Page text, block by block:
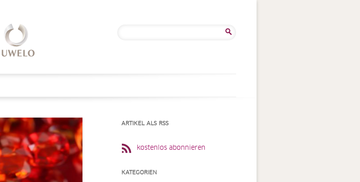
ARTIKEL ALS RSS
kostenlos abonnieren
KATEGORIEN